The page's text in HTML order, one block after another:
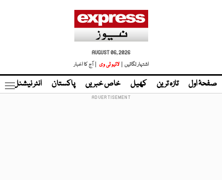
AUGUST 06, 2026
اشتہار لگائیں |
لائیو ٹی وی | آج کا اخبار
صفحۂ اول تازہ ترین کھیل خاص خبریں پاکستان انٹر نیشنل